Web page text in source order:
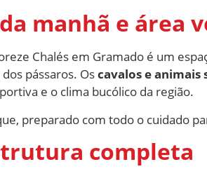
manhã e área
Chalés em Gramado é um
pássaros. Oscavalos e animais
e o clima bucólico da região.
preparado com todo o cuidado
completa